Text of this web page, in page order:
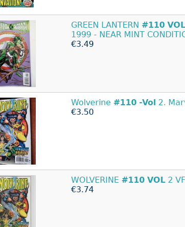
GREEN LANTERN #110 VOL
1999 - NEAR MINT
€3.49
Wolverine #110 -Vol 2.
€3.50
WOLVERINE #110 VOL 2
€3.74